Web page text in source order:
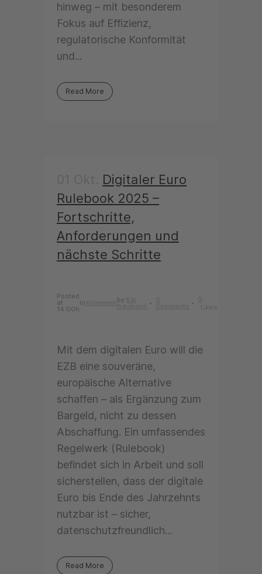
hinweg – mit besonderem
Fokus auf Effizienz,
regulatorische Konformität
und...
Read More
Digitaler Euro
Rulebook 2025 –
Fortschritte,
Anforderungen und
nächste Schritte
Posted
at
14:00h
in by
Baumann
Mit dem digitalen Euro will die
EZB eine souveräne,
europäische Alternative
schaffen – als Ergänzung zum
Bargeld, nicht zu dessen
Abschaffung. Ein umfassendes
Regelwerk (Rulebook)
befindet sich in Arbeit und soll
sicherstellen, dass der digitale
Euro bis Ende des Jahrzehnts
nutzbar ist – sicher,
datenschutzfreundlich...
Read More